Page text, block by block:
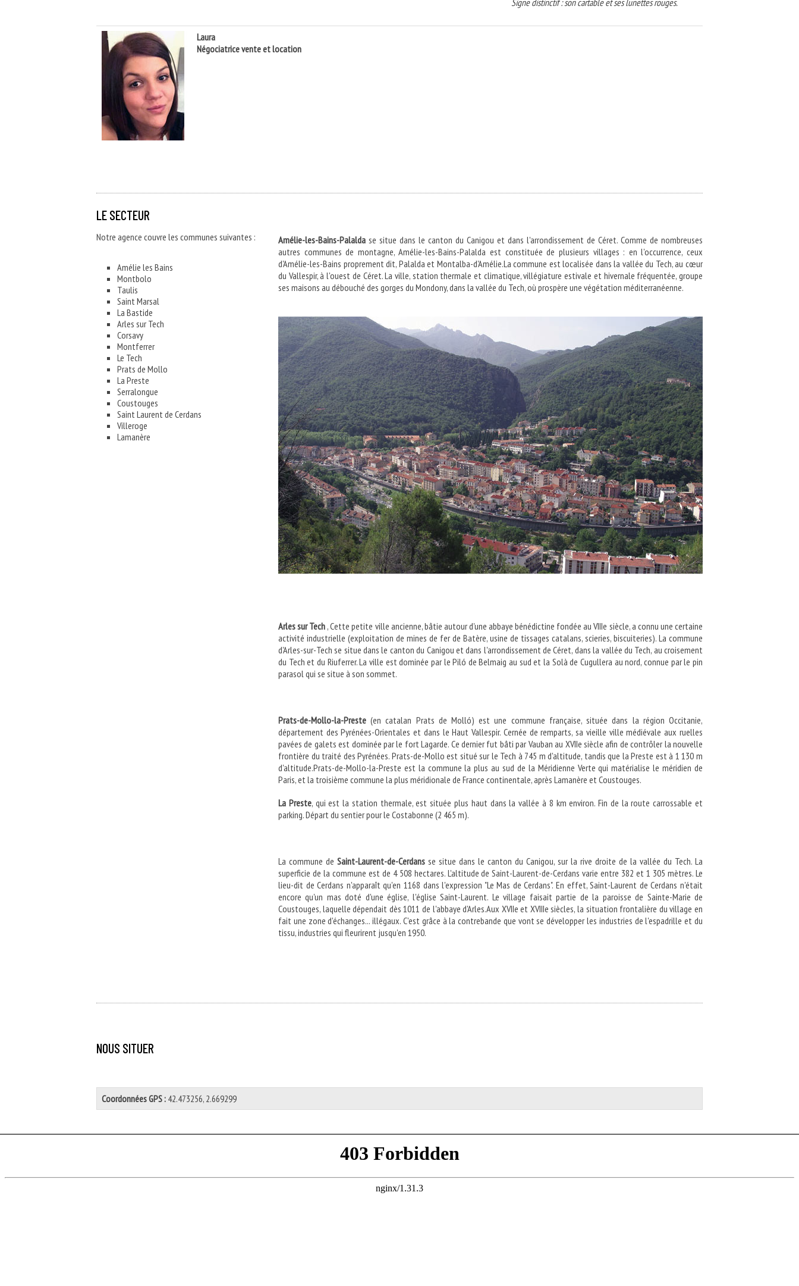
Laura
Négociatrice vente et location
LE SECTEUR
Notre agence couvre les communes suivantes :
Amélie les Bains
Montbolo
Taulis
Saint Marsal
La Bastide
Arles sur Tech
Corsavy
Montferrer
Le Tech
Prats de Mollo
La Preste
Serralongue
Coustouges
Saint Laurent de Cerdans
Villeroge
Lamanère
Amélie-les-Bains-Palaldase situe dans le canton du Canigou et dans l'arrondissement de Céret. Comme de nombreuses
autres communes de montagne, Amélie-les-Bains-Palalda est constituée de plusieurs villages : en l'occurrence, ceux
d'Amélie-les-Bains proprement dit, Palalda et Montalba-d'Amélie.La commune est localisée dans la vallée du Tech, au cœur
du Vallespir, à l'ouest de Céret. La ville, station thermale et climatique, villégiature estivale et hivernale fréquentée, groupe
ses maisons au débouché des gorges du Mondony, dans la vallée du Tech, où prospère une végétation méditerranéenne.
Arles sur Tech , Cette petite ville ancienne, bâtie autour d'une abbaye bénédictine fondée au VIIIe siècle, a connu une certaine
activité industrielle (exploitation de mines de fer de Batère, usine de tissages catalans, scieries, biscuiteries). La commune
d'Arles-sur-Tech se situe dans le canton du Canigou et dans l'arrondissement de Céret, dans la vallée du Tech, au croisement
du Tech et du Riuferrer. La ville est dominée par le Piló de Belmaig au sud et la Solà de Cugullera au nord, connue par le pin
parasol qui se situe à son sommet.
Prats-de-Mollo-la-Preste(en catalan Prats de Molló) est une commune française, située dans la région Occitanie,
département des Pyrénées-Orientales et dans le Haut Vallespir. Cernée de remparts, sa vieille ville médiévale aux ruelles
pavées de galets est dominée par le fort Lagarde. Ce dernier fut bâti par Vauban au XVIIe siècle afin de contrôler la nouvelle
frontière du traité des Pyrénées. Prats-de-Mollo est situé sur le Tech à 745 m d'altitude, tandis que la Preste est à 1 130 m
d'altitude.Prats-de-Mollo-la-Preste est la commune la plus au sud de la Méridienne Verte qui matérialise le méridien de
Paris, et la troisième commune la plus méridionale de France continentale, après Lamanère et Coustouges.
La Preste, qui est la station thermale, est située plus haut dans la vallée à 8 km environ. Fin de la route carrossable et
parking. Départ du sentier pour le Costabonne (2 465 m).
La commune de Saint-Laurent-de-Cerdansse situe dans le canton du Canigou, sur la rive droite de la vallée du Tech. La
superficie de la commune est de 4 508 hectares. L'altitude de Saint-Laurent-de-Cerdans varie entre 382 et 1 305 mètres. Le
lieu-dit de Cerdans n'apparaît qu'en 1168 dans l'expression "Le Mas de Cerdans". En effet, Saint-Laurent de Cerdans n'était
encore qu'un mas doté d'une église, l'église Saint-Laurent. Le village faisait partie de la paroisse de Sainte-Marie de
Coustouges, laquelle dépendait dès 1011 de l'abbaye d'Arles.Aux XVIIe et XVIIIe siècles, la situation frontalière du village en
fait une zone d'échanges... illégaux. C'est grâce à la contrebande que vont se développer les industries de l'espadrille et du
tissu, industries qui fleurirent jusqu'en 1950.
NOUS SITUER
Coordonnées GPS : 42.473256, 2.669299